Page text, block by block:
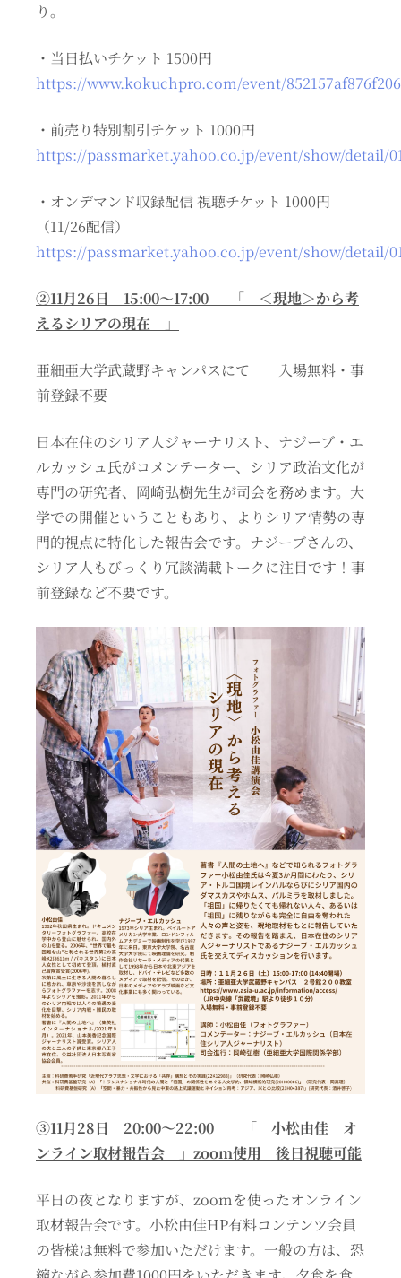
り。
・当日払いチケット 1500円
https://www.kokuchpro.com/event/
・前売り特別割引チケット 1000円
https://passmarket.yahoo.co.jp/event/show/detail/
・オンデマンド収録配信 視聴チケット 1000円
（11/26配信）
https://passmarket.yahoo.co.jp/event/show/detail/
②11月26日 15:00〜17:00 「 ＜現地＞から考
えるシリアの現在 」
亜細亜大学武蔵野キャンパスにて 入場無料・事
前登録不要
日本在住のシリア人ジャーナリスト、ナジーブ・エ
ルカッシュ氏がコメンテーター、シリア政治文化が
専門の研究者、岡崎弘樹先生が司会を務めます。大
学での開催ということもあり、よりシリア情勢の専
門的視点に特化した報告会です。ナジーブさんの、
シリア人もびっくり冗談満載トークに注目です！事
前登録など不要です。
③11月28日 20:00〜22:00 「 小松由佳 オ
ンライン取材報告会 」zoom使用 後日視聴可能
平日の夜となりますが、zoomを使ったオンライン
取材報告会です。小松由佳HP有料コンテンツ会員
の皆様は無料で参加いただけます。一般の方は、恐